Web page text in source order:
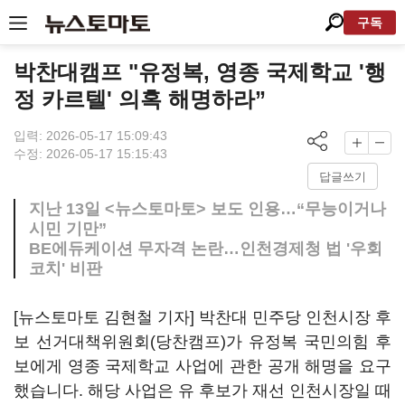
구독
박찬대캠프 "유정복, 영종 국제학교 '행
정 카르텔' 의혹 해명하라”
입력: 2026-05-17 15:09:43
수정: 2026-05-17 15:15:43
답글쓰기
지난 13일 <뉴스토마토> 보도 인용…“무능이거나
시민 기만”
BE에듀케이션 무자격 논란…인천경제청 법 '우회
코치' 비판
[뉴스토마토 김현철 기자] 박찬대 민주당 인천시장 후
보 선거대책위원회(당찬캠프)가 유정복 국민의힘 후
보에게 영종 국제학교 사업에 관한 공개 해명을 요구
했습니다. 해당 사업은 유 후보가 재선 인천시장일 때